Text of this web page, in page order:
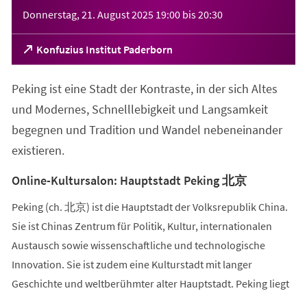
Donnerstag, 21. August 2025 19:00 bis20:30
Konfuzius Institut Paderborn
(Öffnet
in
neuen
Tab)
Peking ist eine Stadt der Kontraste, in der sich Altes
und Modernes, Schnelllebigkeit und Langsamkeit
begegnen und Tradition und Wandel nebeneinander
existieren.
Online-Kultursalon: Hauptstadt Peking 北京
Peking (ch. 北京) ist die Hauptstadt der Volksrepublik China.
Sie ist Chinas Zentrum für Politik, Kultur, internationalen
Austausch sowie wissenschaftliche und technologische
Innovation. Sie ist zudem eine Kulturstadt mit langer
Geschichte und weltberühmter alter Hauptstadt. Peking liegt